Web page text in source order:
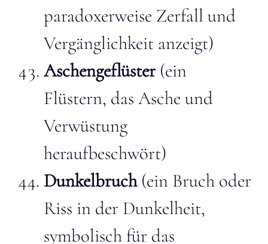
paradoxerweise Zerfall und
Vergänglichkeit anzeigt)
Aschengeflüster(ein
Flüstern, das Asche und
Verwüstung
heraufbeschwört)
Dunkelbruch(ein Bruch oder
Riss in der Dunkelheit,
symbolisch für das